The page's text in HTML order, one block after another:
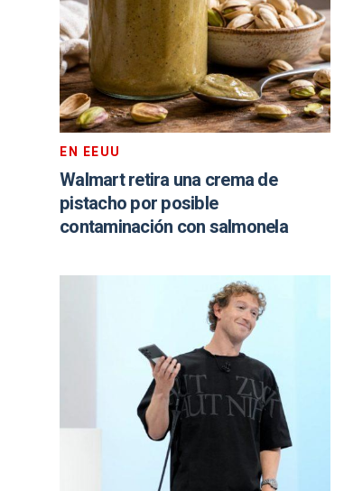
EN EEUU
Walmart retira una crema de
pistacho por posible
contaminación con salmonela